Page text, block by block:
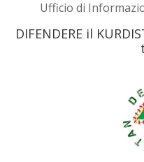
Ufficio di
DIFENDERE il